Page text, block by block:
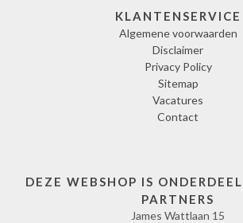
KLANTENSERVICE
Algemene voorwaarden
Disclaimer
Privacy Policy
Sitemap
Vacatures
Contact
DEZE WEBSHOP IS
PARTNERS
James Wattlaan 15